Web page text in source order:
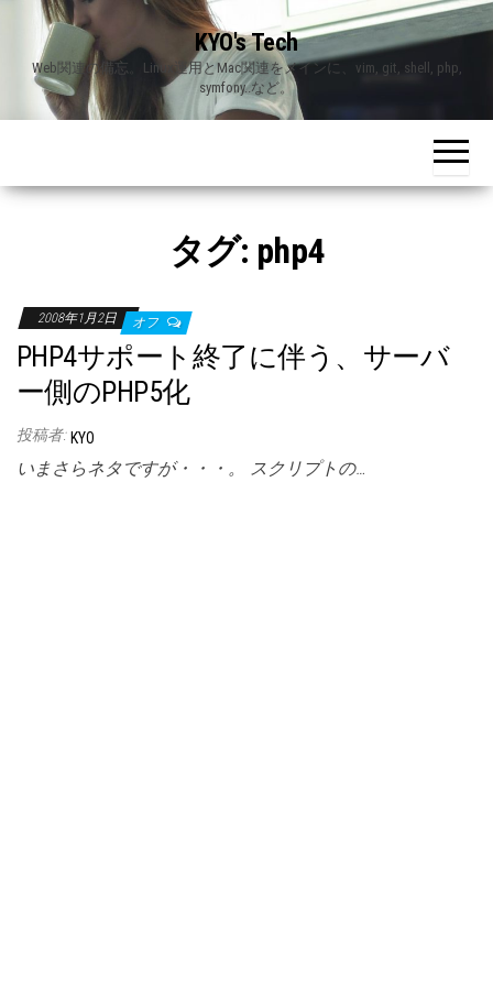
content
KYO's Tech
Web関連の備忘。Linux運用とMac関連をメインに、vim, git, shell, php,
symfony..など。
タグ: php4
2008年1月2日 オフ
PHP4サポート終了に伴う、サーバ
ー側のPHP5化
投稿者: KYO
いまさらネタですが・・・。 スクリプトの…